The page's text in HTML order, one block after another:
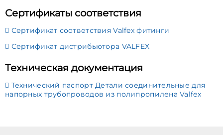
Сертификаты соответствия
Сертификат соответствия Valfex фитинги
Сертификат дистрибьютора VALFEX
Техническая документация
Технический паспорт Детали соединительные для
напорных трубопроводов из полипропилена Valfex